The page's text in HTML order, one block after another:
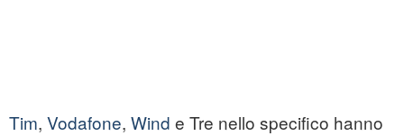
Tim, Vodafone, Wind e Tre nello specifico hanno